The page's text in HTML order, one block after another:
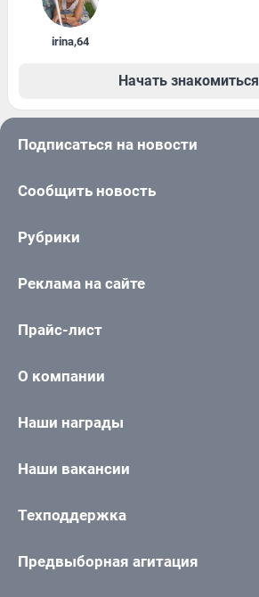
irina,64
Начать знакомиться
Подписаться на новости
Сообщить новость
Рубрики
Реклама на сайте
Прайс-лист
О компании
Наши награды
Наши вакансии
Техподдержка
Предвыборная агитация